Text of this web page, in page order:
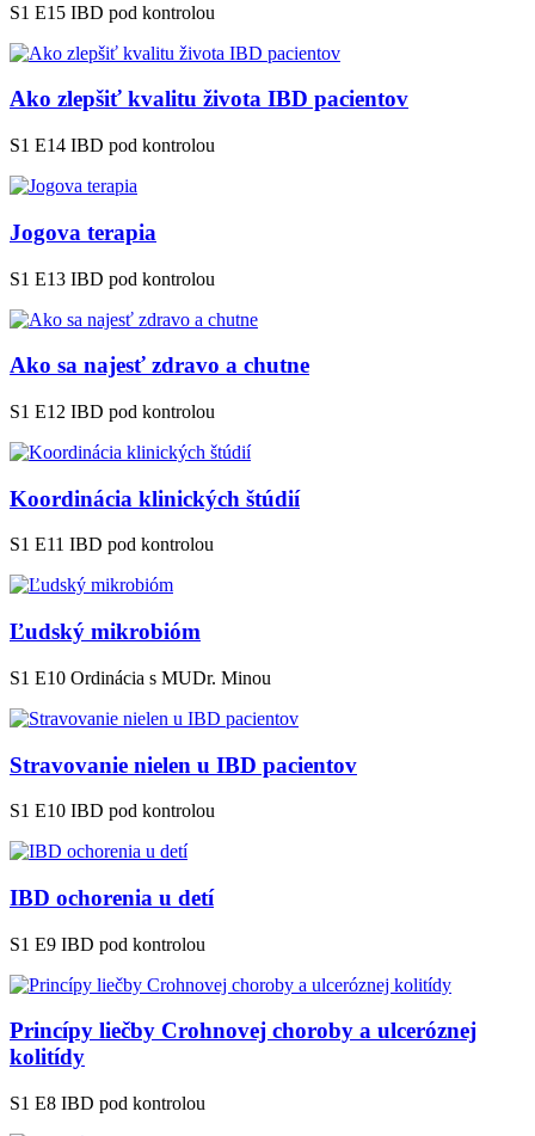
S1 E15 IBD pod kontrolou
Ako zlepšiť kvalitu života IBD pacientov
S1 E14 IBD pod kontrolou
Jogova terapia
S1 E13 IBD pod kontrolou
Ako sa najesť zdravo a chutne
S1 E12 IBD pod kontrolou
Koordinácia klinických štúdií
S1 E11 IBD pod kontrolou
Ľudský mikrobióm
S1 E10 Ordinácia s MUDr. Minou
Stravovanie nielen u IBD pacientov
S1 E10 IBD pod kontrolou
IBD ochorenia u detí
S1 E9 IBD pod kontrolou
Princípy liečby Crohnovej choroby a ulceróznej
kolitídy
S1 E8 IBD pod kontrolou